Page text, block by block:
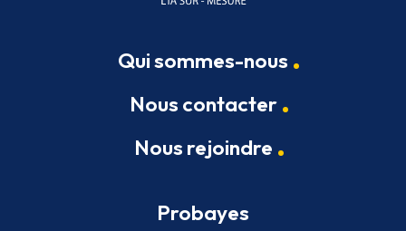
Qui sommes-nous
Nous contacter
Nous rejoindre
Probayes